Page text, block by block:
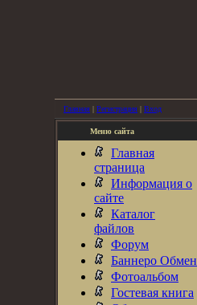
Главная | Регистрация | Вход
Меню сайта
Главная
страница
Информация о
сайте
Каталог
файлов
Форум
Баннеро Обмен
Фотоальбом
Гостевая книга